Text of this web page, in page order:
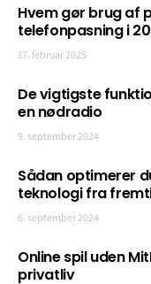
Hvem gør brug af
telefonpasning i
17. februar 2025
De vigtigste
en nødradio
9. september 2024
Sådan optimerer
teknologi fra
6. september 2024
Online spil uden
privatliv